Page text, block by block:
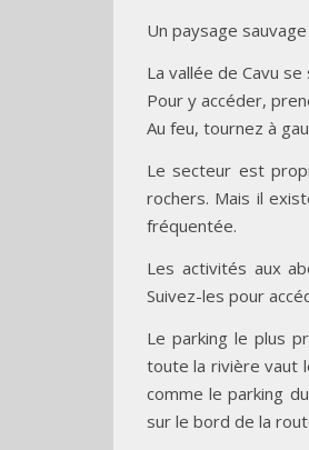
Un paysage
La vallée de Cavu
Pour y accéder,
Au feu, tournez à
Le secteur est
rochers. Mais il
fréquentée.
Les activités aux
Suivez-les pour
Le parking le plus
toute la rivière vaut
comme le parking
sur le bord de la